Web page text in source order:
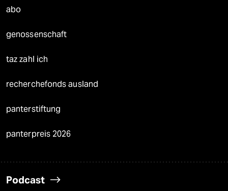
abo
genossenschaft
taz zahl ich
recherchefonds ausland
panterstiftung
panterpreis 2026
Podcast